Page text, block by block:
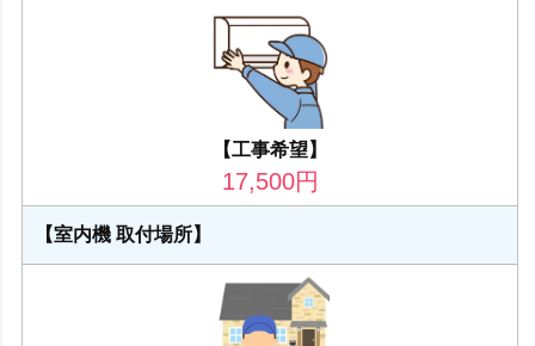
【工事希望】
17,500円
【室内機 取付場所】